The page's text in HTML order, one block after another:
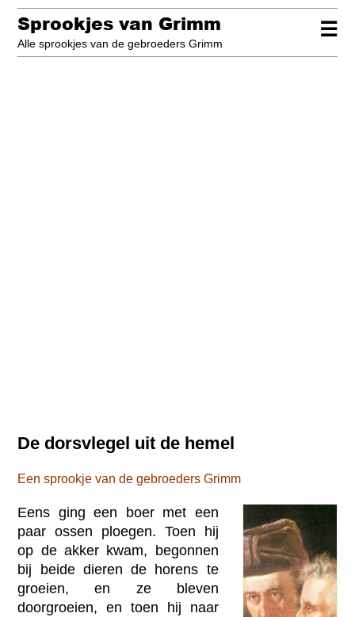
☰
Sprookjes van Grimm
Alle sprookjes van de gebroeders Grimm
De dorsvlegel uit de hemel
Een sprookje van de gebroeders Grimm
Eens ging een boer met een
paar ossen ploegen. Toen hij
op de akker kwam, begonnen
bij beide dieren de horens te
groeien, en ze bleven
doorgroeien, en toen hij naar